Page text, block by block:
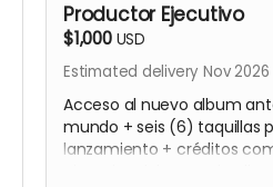
Productor Ejecutivo
$1,000 USD
Estimated delivery Nov 2026
Acceso al nuevo album
mundo + seis (6) taquillas
lanzamiento + créditos